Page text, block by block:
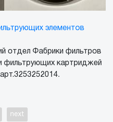
элементов
отдел Фабрики фильтров
фильтрующих картриджей
next